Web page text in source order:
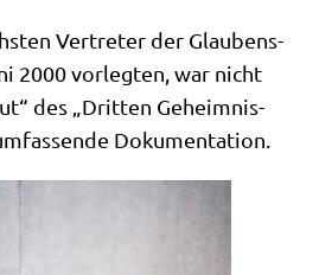
Ver­tre­ter der Glau­bens­
2000 vor­leg­ten, war nicht
des „Drit­ten Geheim­nis­
Dokumentation.